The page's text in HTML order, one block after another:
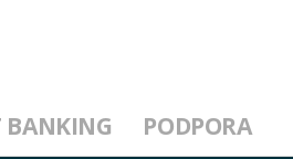
BANKING PODPORA